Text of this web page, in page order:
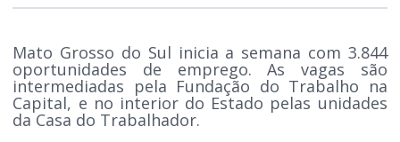
Mato Grosso do Sul inicia a semana com 3.844
oportunidades de emprego. As vagas são
intermediadas pela Fundação do Trabalho na
Capital, e no interior do Estado pelas unidades
da Casa do Trabalhador.